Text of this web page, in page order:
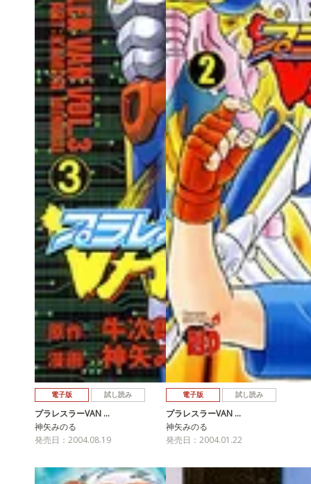
電子版 試し読み
プラレスラーVAN …
神矢みのる
発売日：2004.08.19
電子版 試し読み
プラレスラーVAN …
神矢みのる
発売日：2004.01.22